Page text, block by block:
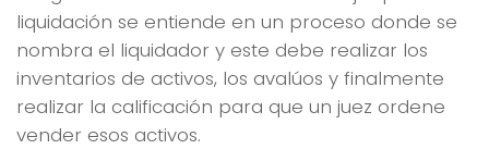
liquidación se entiende en un proceso donde se
nombra el liquidador y este debe realizar los
inventarios de activos, los avalúos y finalmente
realizar la calificación para que un juez ordene
vender esos activos.